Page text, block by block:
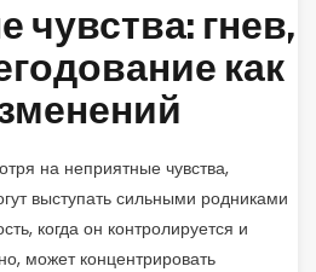
чувства: гнев,
как
на неприятные чувства,
выступать сильными родниками
когда он контролируется и
может концентрировать